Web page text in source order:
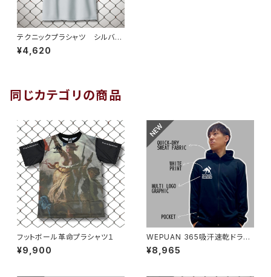
テクニックプラシャツ シルバー
グレーホワイト
¥4,620
同じカテゴリの商品
フットボール革命プラシャツ１
¥9,900
WEPUAN 365吸汗速乾ドライ
スウェットフーディ ブラックホ
ワイト
¥8,965